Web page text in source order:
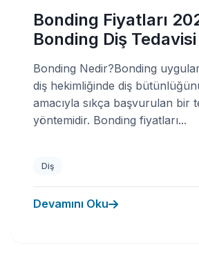
Bonding Fiyatları
Bonding Diş Tedavisi
Bonding Nedir?Bonding
diş hekimliğinde diş
amacıyla sıkça başvurulan bir
yöntemidir. Bonding fiyatları...
Diş
Devamını Oku